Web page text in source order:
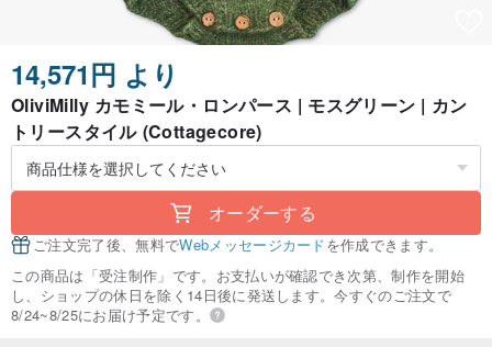
14,571円 より
OliviMilly カモミール・ロンパース | モスグリーン | カン
トリースタイル (Cottagecore)
オーダーする
ご注文完了後、無料でWebメッセージカードを作成できます。
この商品は「受注制作」です。お支払いが確認でき次第、制作を開始
し、ショップの休日を除く14日後に発送します。今すぐのご注文で
8/24~8/25にお届け予定です。